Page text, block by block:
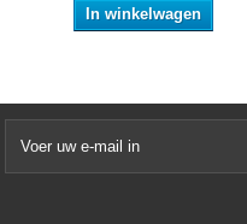
In winkelwagen